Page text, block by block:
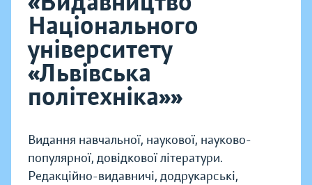
Національного
університету
«Львівська
політехніка»»
Видання навчальної, наукової, науково-
популярної, довідкової літератури.
Редакційно-видавничі, додрукарські,